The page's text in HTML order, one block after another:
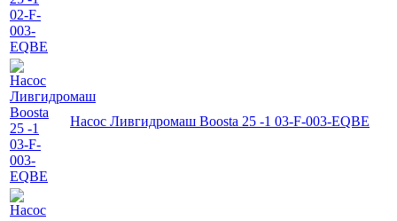
Насос Ливгидромаш Boosta 25 -1 03-F-003-EQBE